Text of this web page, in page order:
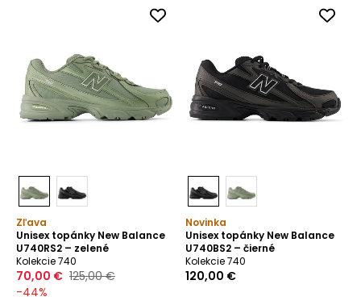
Zľava
Unisex topánky New Balance
U740RS2 – zelené
Kolekcie 740
70,00 € 125,00 €
-44%
Novinka
Unisex topánky New Balance
U740BS2 – čierné
Kolekcie 740
120,00 €